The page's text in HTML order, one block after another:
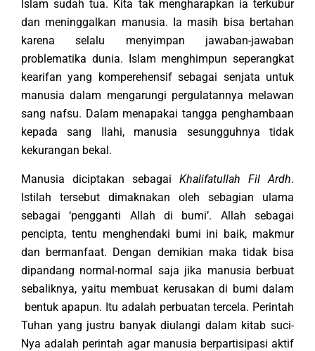
Islam sudah tua. Kita tak mengharapkan ia terkubur
dan meninggalkan manusia. Ia masih bisa bertahan
karena selalu menyimpan jawaban-jawaban
problematika dunia. Islam menghimpun seperangkat
kearifan yang komperehensif sebagai senjata untuk
manusia dalam mengarungi pergulatannya melawan
sang nafsu. Dalam menapakai tangga penghambaan
kepada sang Ilahi, manusia sesungguhnya tidak
kekurangan bekal.
Manusia diciptakan sebagai Khalifatullah Fil Ardh.
Istilah tersebut dimaknakan oleh sebagian ulama
sebagai ‘pengganti Allah di bumi’. Allah sebagai
pencipta, tentu menghendaki bumi ini baik, makmur
dan bermanfaat. Dengan demikian maka tidak bisa
dipandang normal-normal saja jika manusia berbuat
sebaliknya, yaitu membuat kerusakan di bumi dalam
bentuk apapun. Itu adalah perbuatan tercela. Perintah
Tuhan yang justru banyak diulangi dalam kitab suci-
Nya adalah perintah agar manusia berpartisipasi aktif